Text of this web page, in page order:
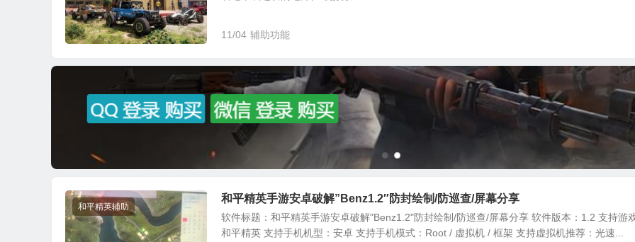
11/04 辅助功能
和平精英辅助
和平精英手游安卓破解”Benz1.2″防封绘制/防巡查/屏幕分享
软件标题：和平精英手游安卓破解"Benz1.2"防封绘制/防巡查/屏幕分享 软件版本：1.2 支持游
和平精英 支持手机机型：安卓 支持手机模式：Root / 虚拟机 / 框架 支持虚拟机推荐：光速...